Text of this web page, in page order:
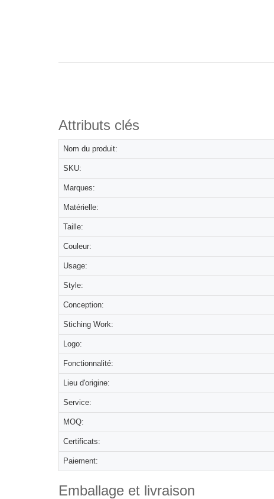
Attributs clés
Nom du produit:
SKU:
Marques:
Matérielle:
Taille:
Couleur:
Usage:
Style:
Conception:
Stiching Work:
Logo:
Fonctionnalité:
Lieu d'origine:
Service:
MOQ:
Certificats:
Paiement:
Emballage et livraison